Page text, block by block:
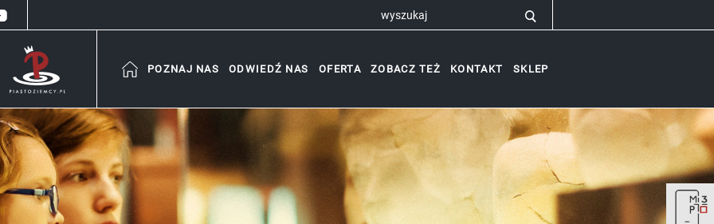
POZNAJ NAS ODWIEDŹ NAS OFERTA ZOBACZ TEŻ KONTAKT SKLEP